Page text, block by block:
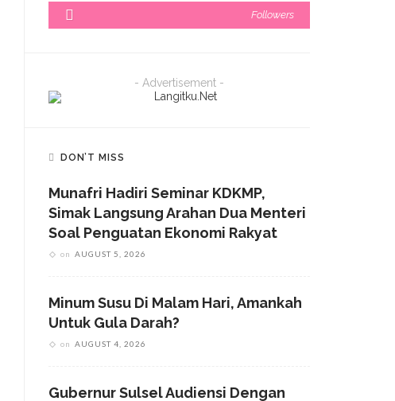
Followers
- Advertisement -
DON’T MISS
Munafri Hadiri Seminar KDKMP,
Simak Langsung Arahan Dua Menteri
Soal Penguatan Ekonomi Rakyat
on AUGUST 5, 2026
Minum Susu Di Malam Hari, Amankah
Untuk Gula Darah?
on AUGUST 4, 2026
Gubernur Sulsel Audiensi Dengan